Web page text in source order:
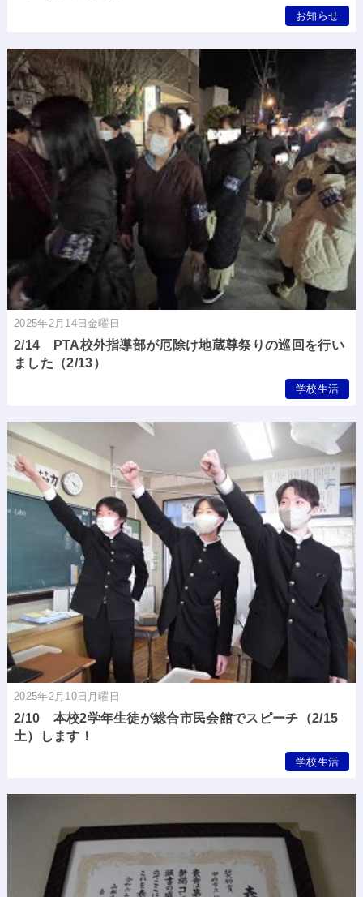
お知らせ
2025年2月14日金曜日
2/14 PTA校外指導部が厄除け地蔵尊祭りの巡回を行い
ました（2/13）
学校生活
2025年2月10日月曜日
2/10 本校2学年生徒が総合市民会館でスピーチ（2/15
土）します！
学校生活